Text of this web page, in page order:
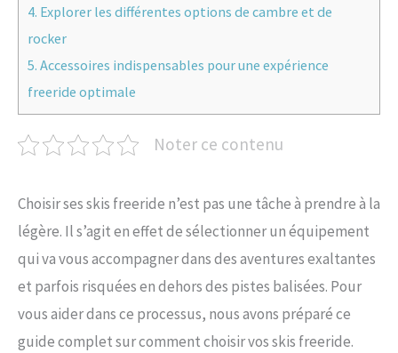
4. Explorer les différentes options de cambre et de
rocker
5. Accessoires indispensables pour une expérience
freeride optimale
Noter ce contenu
Choisir ses skis freeride n’est pas une tâche à prendre à la
légère. Il s’agit en effet de sélectionner un équipement
qui va vous accompagner dans des aventures exaltantes
et parfois risquées en dehors des pistes balisées. Pour
vous aider dans ce processus, nous avons préparé ce
guide complet sur comment choisir vos skis freeride.